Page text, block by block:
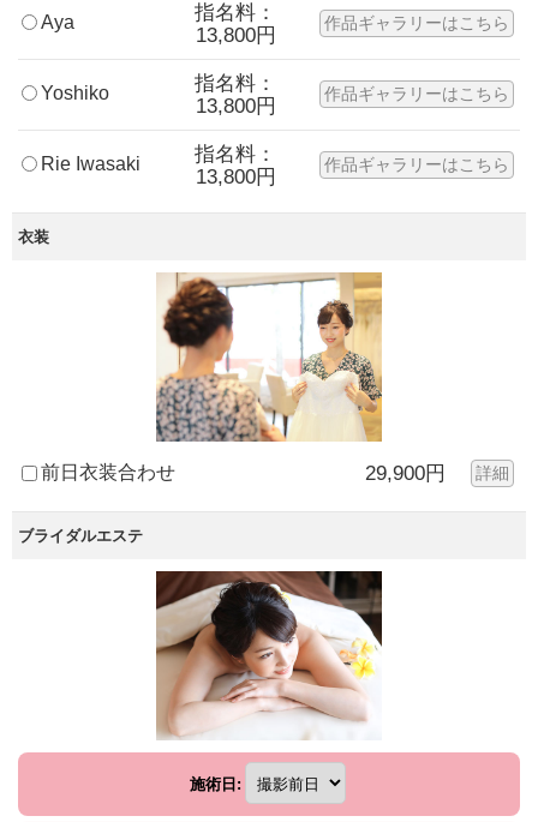
Aya
指名料：
13,800円
作品ギャラリーはこちら
Yoshiko
指名料：
13,800円
作品ギャラリーはこちら
Rie Iwasaki
指名料：
13,800円
作品ギャラリーはこちら
衣装
前日衣装合わせ 29,900円 詳細
ブライダルエステ
施術日: